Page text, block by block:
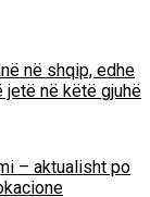
në shqip, edhe
në këtë gjuhë
– aktualisht po